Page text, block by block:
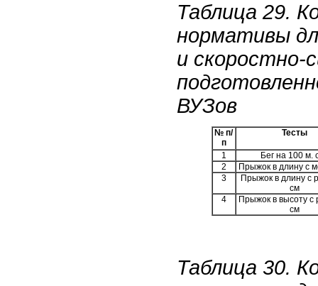
Таблица 29.
нормативы
и скоростно-
ВУЗов
№ п/
п
Тесты
1
Бег на 100 м.
2
Прыжок в длину с
3
Прыжок в длину с
см
4
Прыжок в высоту с
см
Таблица 30.